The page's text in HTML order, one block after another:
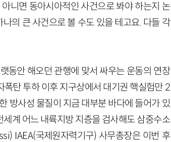
니면 동아시아적인 사건으로 봐야 하는지 논
의 큰 사건으로 볼 수도 있을 테고요. 다들 각
동안 해오던 관행에 맞서 싸우는 운동의 연장
탄 투하 이후 지구상에서 대기권 핵실험만 2
방사성 물질이 지금 대부분 바다에 들어가 있
계 어느 내륙지방 지층을 검사해도 삼중수소
IAEA(국제원자력기구) 사무총장은 이번 후